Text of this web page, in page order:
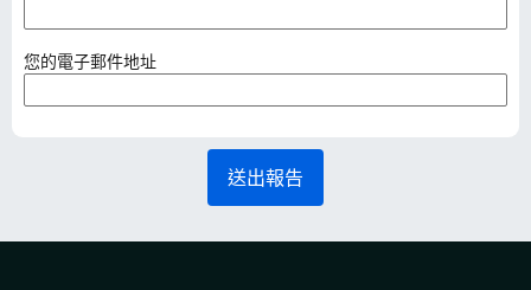
填
）
您的電子郵件地址（
填
送出報告